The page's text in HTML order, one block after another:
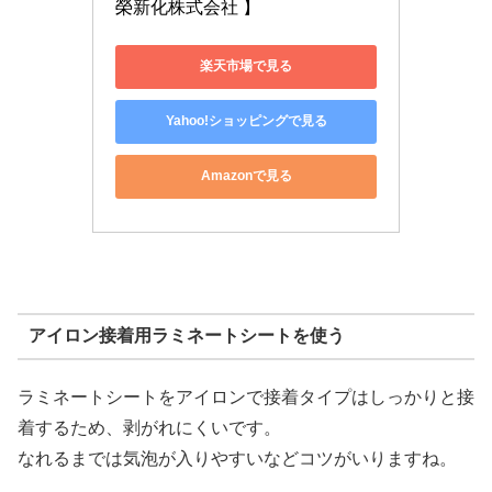
榮新化株式会社 】
楽天市場で見る
Yahoo!ショッピングで見る
Amazonで見る
アイロン接着用ラミネートシートを使う
ラミネートシートをアイロンで接着タイプはしっかりと接
着するため、剥がれにくいです。
なれるまでは気泡が入りやすいなどコツがいりますね。